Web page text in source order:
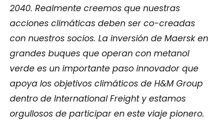
2040. Realmente creemos que nuestras
acciones climáticas deben ser co-creadas
con nuestros socios. La inversión de Maersk en
grandes buques que operan con metanol
verde es un importante paso innovador que
apoya los objetivos climáticos de H&M Group
dentro de International Freight y estamos
orgullosos de participar en este viaje pionero.